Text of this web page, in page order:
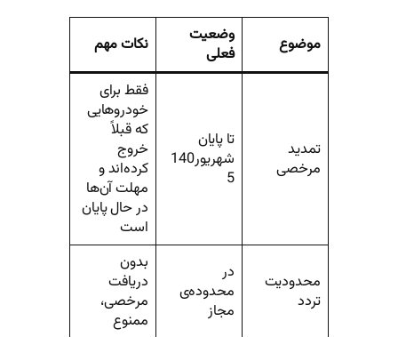
موضوع
وضعیت
فعلی
نکات مهم
تمدید
مرخصی
تا پایان
شهریور 140
5
فقط برای
خودروهایی
که قبلاً
خروج
کرده‌اند و
مهلت آن‌ها
در حال پایان
است
محدودیت
تردد
در
محدوده‌ی
مجاز
بدون
دریافت
مرخصی،
ممنوع